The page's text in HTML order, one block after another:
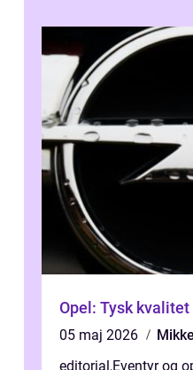
Opel: Tysk
05 maj 2026
editorial,Eventyr og